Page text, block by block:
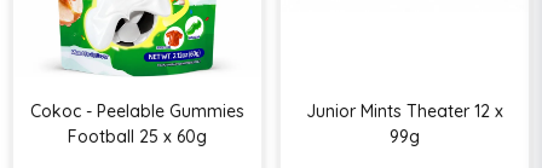
Cokoc - Peelable Gummies
Football 25 x 60g
Junior Mints Theater 12 x
99g